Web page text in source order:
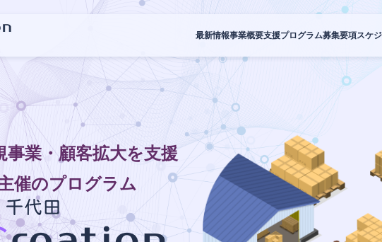
最新情報事業概要支援プログラム募集要項スケ
事業・顧客拡大を支援
催のプログラム